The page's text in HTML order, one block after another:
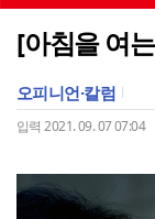
[아침을 여
오피니언·칼럼
입력 2021. 09. 07 07:04